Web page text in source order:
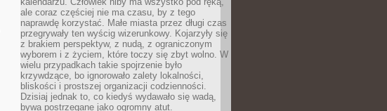
ale coraz częściej nie ma czasu, by z tego
naprawdę korzystać. Małe miasta przez długi czas
przegrywały ten wyścig wizerunkowy. Kojarzyły się
z brakiem perspektyw, z nudą, z ograniczonym
wyborem i z życiem, które toczy się zbyt wolno. W
wielu przypadkach takie spojrzenie było
krzywdzące, bo ignorowało zalety lokalności,
bliskości i prostszej organizacji codzienności.
Dzisiaj jednak to, co kiedyś wydawało się wadą,
bywa postrzegane jako ogromny atut.